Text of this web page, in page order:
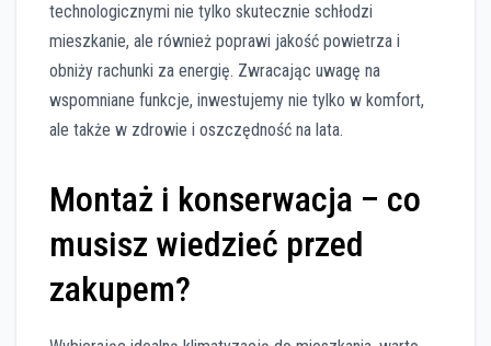
technologicznymi nie tylko skutecznie schłodzi
mieszkanie, ale również poprawi jakość powietrza i
obniży rachunki za energię. Zwracając uwagę na
wspomniane funkcje, inwestujemy nie tylko w komfort,
ale także w zdrowie i oszczędność na lata.
Montaż i konserwacja – co
musisz wiedzieć przed
zakupem?